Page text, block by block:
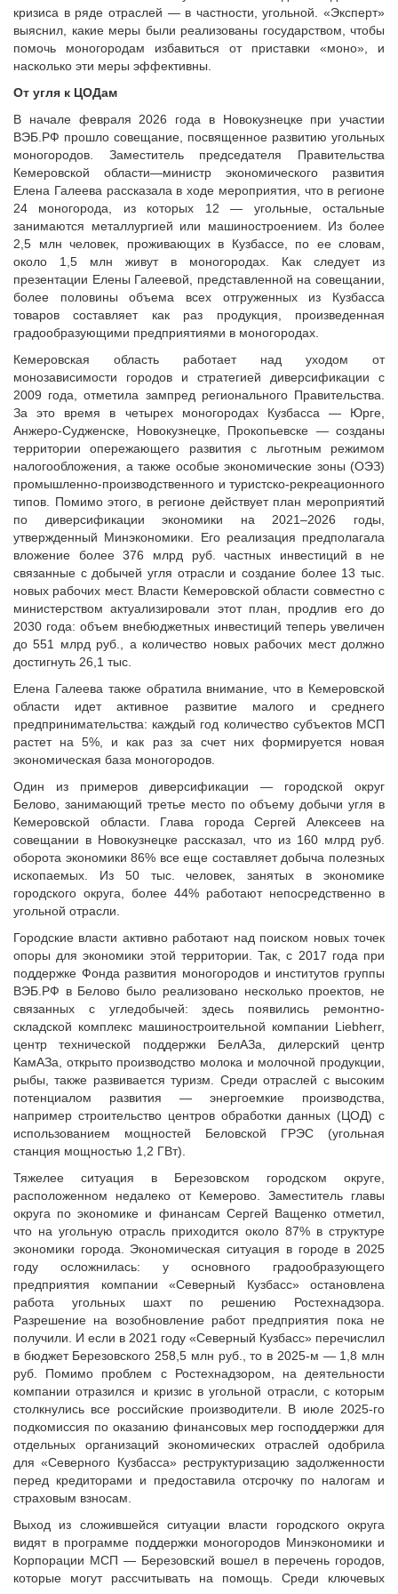
Конкурсы Совета
Семинары Совета
Издания Совета
Вопрос-ответ
ОКМО
Информационный бюллетень МСУ
НАСЕЛЕНИЕ И МСУ
ТОС
Лучшие практики ТОС
Исполнительная дирекция
Ревизионная комиссия
Палаты Совета
Комитеты Совета
Правление Совета
Обработка персональных данных
Партнеры Совета
Полезные ссылки
Инвестиционные порталы муниципальных образований
Контактная информация
НОВОСТИ
СМИ о нас
МЕТОДИЧЕСКИЙ РАЗДЕЛ
Опыт регионов
Методические материалы
Опыт муниципалитетов
Судебная практика
Мнение специалиста
Конкурсы Совета
Семинары Совета
Издания Совета
Вопрос-ответ
ВАРМСУ
Новости ВАРМСУ
НАСЕЛЕНИЕ И МСУ
Новости ТОС
Лучшие практики ТОС
ЮРИДИЧЕСКИЙ СОВЕТ
Новости юридического совета
кризиса в ряде отраслей — в частности, угольной. «Эксперт»
выяснил, какие меры были реализованы государством, чтобы
помочь моногородам избавиться от приставки «моно», и
насколько эти меры эффективны.
От угля к ЦОДам
В начале февраля 2026 года в Новокузнецке при участии
ВЭБ.РФ прошло совещание, посвященное развитию угольных
моногородов. Заместитель председателя Правительства
Кемеровской области—министр экономического развития
Елена Галеева рассказала в ходе мероприятия, что в регионе
24 моногорода, из которых 12 — угольные, остальные
занимаются металлургией или машиностроением. Из более
2,5 млн человек, проживающих в Кузбассе, по ее словам,
около 1,5 млн живут в моногородах. Как следует из
презентации Елены Галеевой, представленной на совещании,
более половины объема всех отгруженных из Кузбасса
товаров составляет как раз продукция, произведенная
градообразующими предприятиями в моногородах.
Кемеровская область работает над уходом от
монозависимости городов и стратегией диверсификации с
2009 года, отметила зампред регионального Правительства.
За это время в четырех моногородах Кузбасса — Юрге,
Анжеро-Судженске, Новокузнецке, Прокопьевске — созданы
территории опережающего развития с льготным режимом
налогообложения, а также особые экономические зоны (ОЭЗ)
промышленно-производственного и туристско-рекреационного
типов. Помимо этого, в регионе действует план мероприятий
по диверсификации экономики на 2021–2026 годы,
утвержденный Минэкономики. Его реализация предполагала
вложение более 376 млрд руб. частных инвестиций в не
связанные с добычей угля отрасли и создание более 13 тыс.
новых рабочих мест. Власти Кемеровской области совместно с
министерством актуализировали этот план, продлив его до
2030 года: объем внебюджетных инвестиций теперь увеличен
до 551 млрд руб., а количество новых рабочих мест должно
достигнуть 26,1 тыс.
Елена Галеева также обратила внимание, что в Кемеровской
области идет активное развитие малого и среднего
предпринимательства: каждый год количество субъектов МСП
растет на 5%, и как раз за счет них формируется новая
экономическая база моногородов.
Один из примеров диверсификации — городской округ
Белово, занимающий третье место по объему добычи угля в
Кемеровской области. Глава города Сергей Алексеев на
совещании в Новокузнецке рассказал, что из 160 млрд руб.
оборота экономики 86% все еще составляет добыча полезных
ископаемых. Из 50 тыс. человек, занятых в экономике
городского округа, более 44% работают непосредственно в
угольной отрасли.
Городские власти активно работают над поиском новых точек
опоры для экономики этой территории. Так, с 2017 года при
поддержке Фонда развития моногородов и институтов группы
ВЭБ.РФ в Белово было реализовано несколько проектов, не
связанных с угледобычей: здесь появились ремонтно-
складской комплекс машиностроительной компании Liebherr,
центр технической поддержки БелАЗа, дилерский центр
КамАЗа, открыто производство молока и молочной продукции,
рыбы, также развивается туризм. Среди отраслей с высоким
потенциалом развития — энергоемкие производства,
например строительство центров обработки данных (ЦОД) с
использованием мощностей Беловской ГРЭС (угольная
станция мощностью 1,2 ГВт).
Тяжелее ситуация в Березовском городском округе,
расположенном недалеко от Кемерово. Заместитель главы
округа по экономике и финансам Сергей Ващенко отметил,
что на угольную отрасль приходится около 87% в структуре
экономики города. Экономическая ситуация в городе в 2025
году осложнилась: у основного градообразующего
предприятия компании «Северный Кузбасс» остановлена
работа угольных шахт по решению Ростехнадзора.
Разрешение на возобновление работ предприятия пока не
получили. И если в 2021 году «Северный Кузбасс» перечислил
в бюджет Березовского 258,5 млн руб., то в 2025-м — 1,8 млн
руб. Помимо проблем с Ростехнадзором, на деятельности
компании отразился и кризис в угольной отрасли, с которым
столкнулись все российские производители. В июле 2025-го
подкомиссия по оказанию финансовых мер господдержки для
отдельных организаций экономических отраслей одобрила
для «Северного Кузбасса» реструктуризацию задолженности
перед кредиторами и предоставила отсрочку по налогам и
страховым взносам.
Выход из сложившейся ситуации власти городского округа
видят в программе поддержки моногородов Минэкономики и
Корпорации МСП — Березовский вошел в перечень городов,
которые могут рассчитывать на помощь. Среди ключевых